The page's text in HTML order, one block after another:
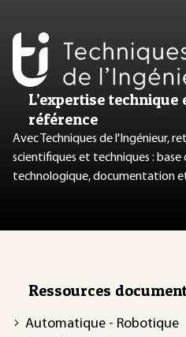
L’expertise
référence
Avec Techniques de l'Ingénieur,
scientifiques et techniques : base
technologique, documentation
Ressources
Automatique - Robotique